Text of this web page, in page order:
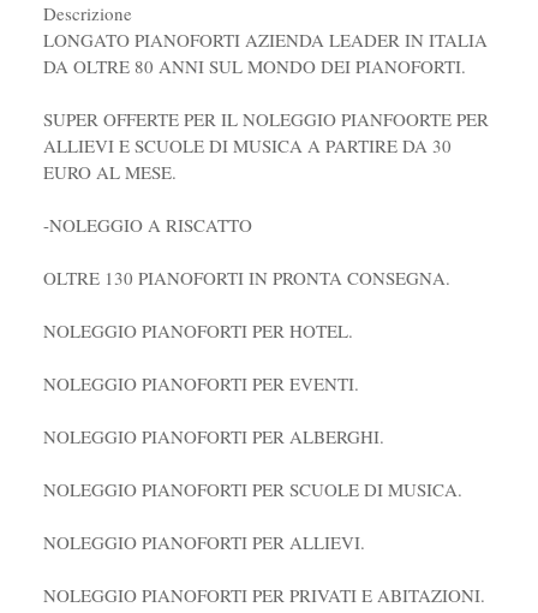
Descrizione
LONGATO PIANOFORTI AZIENDA LEADER IN ITALIA
DA OLTRE 80 ANNI SUL MONDO DEI PIANOFORTI.
SUPER OFFERTE PER IL NOLEGGIO PIANFOORTE PER
ALLIEVI E SCUOLE DI MUSICA A PARTIRE DA 30
EURO AL MESE.
-NOLEGGIO A RISCATTO
OLTRE 130 PIANOFORTI IN PRONTA CONSEGNA.
NOLEGGIO PIANOFORTI PER HOTEL.
NOLEGGIO PIANOFORTI PER EVENTI.
NOLEGGIO PIANOFORTI PER ALBERGHI.
NOLEGGIO PIANOFORTI PER SCUOLE DI MUSICA.
NOLEGGIO PIANOFORTI PER ALLIEVI.
NOLEGGIO PIANOFORTI PER PRIVATI E ABITAZIONI.